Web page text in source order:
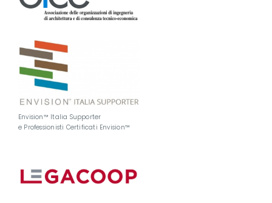
Envision™ Italia Supporter
e Professionisti Certificati Envision™